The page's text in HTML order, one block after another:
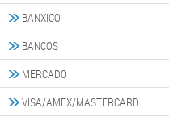
BANXICO
BANCOS
MERCADO
VISA/AMEX/MASTERCARD